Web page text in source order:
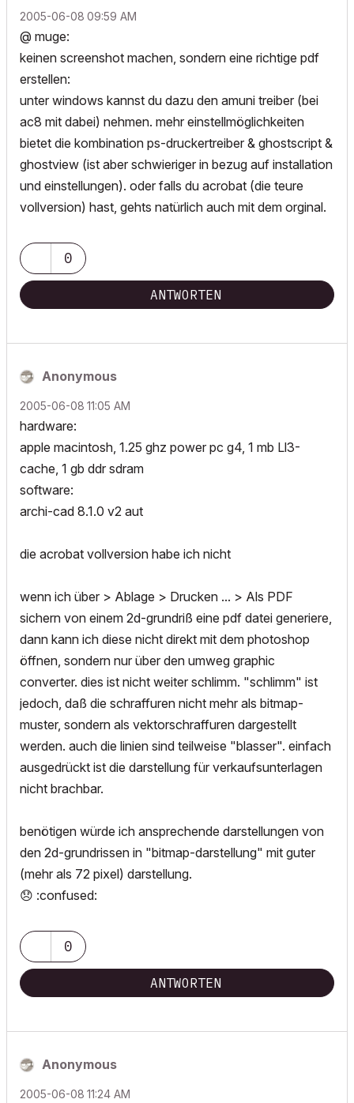
‎2005-06-08 09:59 AM
@ muge:
keinen screenshot machen, sondern eine richtige pdf
erstellen:
unter windows kannst du dazu den amuni treiber (bei
ac8 mit dabei) nehmen. mehr einstellmöglichkeiten
bietet die kombination ps-druckertreiber & ghostscript &
ghostview (ist aber schwieriger in bezug auf installation
und einstellungen). oder falls du acrobat (die teure
vollversion) hast, gehts natürlich auch mit dem orginal.
0
ANTWORTEN
Anonymous
‎2005-06-08 11:05 AM
hardware:
apple macintosh, 1.25 ghz power pc g4, 1 mb Ll3-
cache, 1 gb ddr sdram
software:
archi-cad 8.1.0 v2 aut
die acrobat vollversion habe ich nicht
wenn ich über > Ablage > Drucken ... > Als PDF
sichern von einem 2d-grundriß eine pdf datei generiere,
dann kann ich diese nicht direkt mit dem photoshop
öffnen, sondern nur über den umweg graphic
converter. dies ist nicht weiter schlimm. "schlimm" ist
jedoch, daß die schraffuren nicht mehr als bitmap-
muster, sondern als vektorschraffuren dargestellt
werden. auch die linien sind teilweise "blasser". einfach
ausgedrückt ist die darstellung für verkaufsunterlagen
nicht brachbar.
benötigen würde ich ansprechende darstellungen von
den 2d-grundrissen in "bitmap-darstellung" mit guter
(mehr als 72 pixel) darstellung.
😞 :confused:
0
ANTWORTEN
Anonymous
‎2005-06-08 11:24 AM